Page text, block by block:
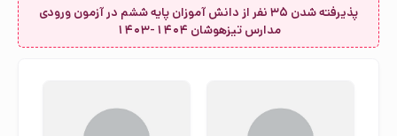
پذیرفته شدن ۳۵ نفر از دانش آموزان پایه ششم در آزمون ورودی
مدارس تیزهوشان ۱۴۰۴-۱۴۰۳